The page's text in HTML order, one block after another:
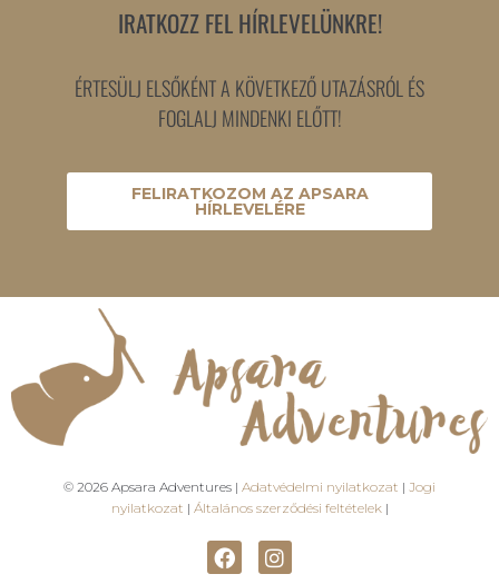
IRATKOZZ FEL HÍRLEVELÜNKRE!
ÉRTESÜLJ ELSŐKÉNT A KÖVETKEZŐ UTAZÁSRÓL ÉS
FOGLALJ MINDENKI ELŐTT!
FELIRATKOZOM AZ APSARA
HÍRLEVELÉRE
© 2026 Apsara Adventures | Adatvédelmi nyilatkozat | Jogi
nyilatkozat | Általános szerződési feltételek |